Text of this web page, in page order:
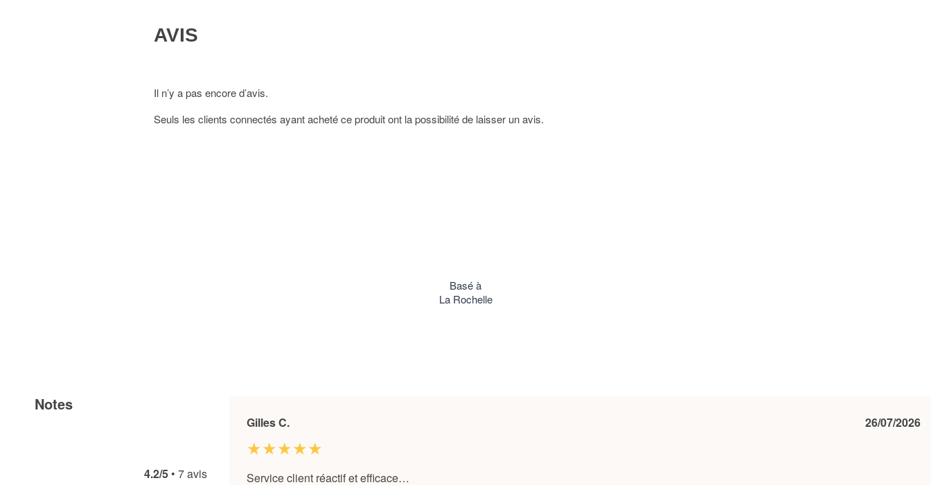
AVIS
Il n’y a pas encore d’avis.
Seuls les clients connectés ayant acheté ce produit ont la possibilité de laisser un avis.
Basé à
La Rochelle
Notes
4.2/5 • 7 avis
Gilles C. 26/07/2026
★★★★★
Service client réactif et efficace…